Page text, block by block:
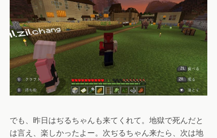
でも、昨日はぢるちゃんも来てくれて。地獄で死んだと
は言え、楽しかったよー。次ぢるちゃん来たら、次は地